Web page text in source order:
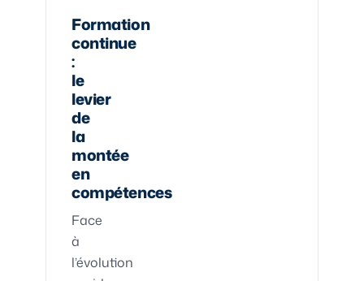
Formation
continue
:
le
levier
de
la
montée
en
compétences
Face
à
l’évolution